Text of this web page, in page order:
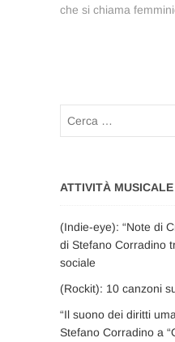
che si chiama
ATTIVITÀ MUSICALE
(Indie-eye): “Note di
di Stefano Corradino
sociale
(Rockit): 10 canzoni
“Il suono dei diritti
Stefano Corradino a